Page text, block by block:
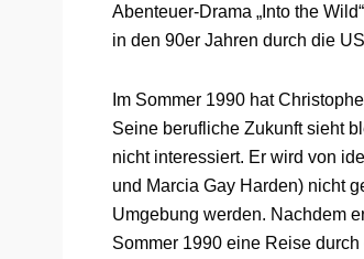
Abenteuer-Drama „Into the
in den 90er Jahren durch die
Im Sommer 1990 hat
Seine berufliche Zukunft sieht
nicht interessiert. Er wird von
und Marcia Gay Harden) nicht
Umgebung werden. Nachdem
Sommer 1990 eine Reise